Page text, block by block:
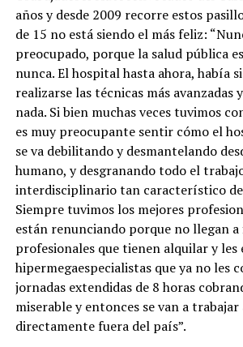
años y desde 2009 recorre estos
de 15 no está siendo el más feliz:
preocupado, porque la salud pública
nunca. El hospital hasta ahora, había
realizarse las técnicas más avanzadas
nada. Si bien muchas veces tuvimos
es muy preocupante sentir cómo el
se va debilitando y desmantelando
humano, y desgranando todo el
interdisciplinario tan característico
Siempre tuvimos los mejores
están renunciando porque no llegan a
profesionales que tienen alquilar y les
hipermegaespecialistas que ya no les
jornadas extendidas de 8 horas
miserable y entonces se van a
directamente fuera del país”.